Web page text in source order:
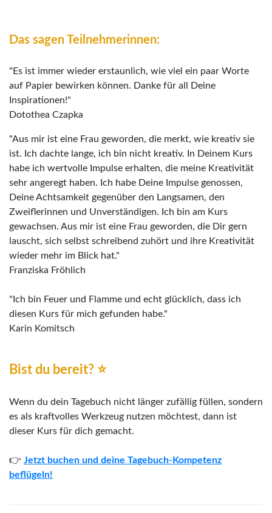
Das sagen Teilnehmerinnen:
"Es ist immer wieder erstaunlich, wie viel ein paar Worte
auf Papier bewirken können. Danke für all Deine
Inspirationen!"
Dotothea Czapka
"Aus mir ist eine Frau geworden, die merkt, wie kreativ sie
ist. Ich dachte lange, ich bin nicht kreativ. In Deinem Kurs
habe ich wertvolle Impulse erhalten, die meine Kreativität
sehr angeregt haben. Ich habe Deine Impulse genossen,
Deine Achtsamkeit gegenüber den Langsamen, den
Zweiflerinnen und Unverständigen. Ich bin am Kurs
gewachsen. Aus mir ist eine Frau geworden, die Dir gern
lauscht, sich selbst schreibend zuhört und ihre Kreativität
wieder mehr im Blick hat."
Franziska Fröhlich
" Ich bin Feuer und Flamme und echt glücklich, dass ich
diesen Kurs für mich gefunden habe."
Karin Komitsch
Bist du bereit? ⭐
Wenn du dein Tagebuch nicht länger zufällig füllen, sondern
es als kraftvolles Werkzeug nutzen möchtest, dann ist
dieser Kurs für dich gemacht.
👉 Jetzt buchen und deine Tagebuch-Kompetenz
beflügeln!